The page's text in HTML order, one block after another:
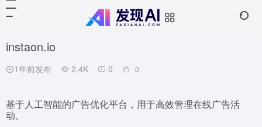
instaon.io
1年前发布 2.4K 0 0
基于人工智能的广告优化平台，用于高效管理在线广告活
动。